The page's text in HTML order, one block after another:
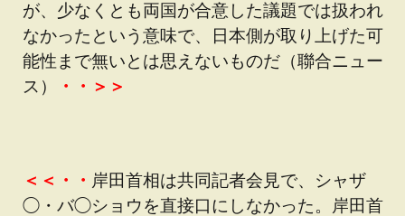
が、少なくとも両国が合意した議題では扱われ
なかったという意味で、日本側が取り上げた可
能性まで無いとは思えないものだ（聯合ニュー
ス）
・・＞＞
＜＜・・ 岸田首相は共同記者会見で、シャザ
◯・バ◯ショウを直接口にしなかった。岸田首